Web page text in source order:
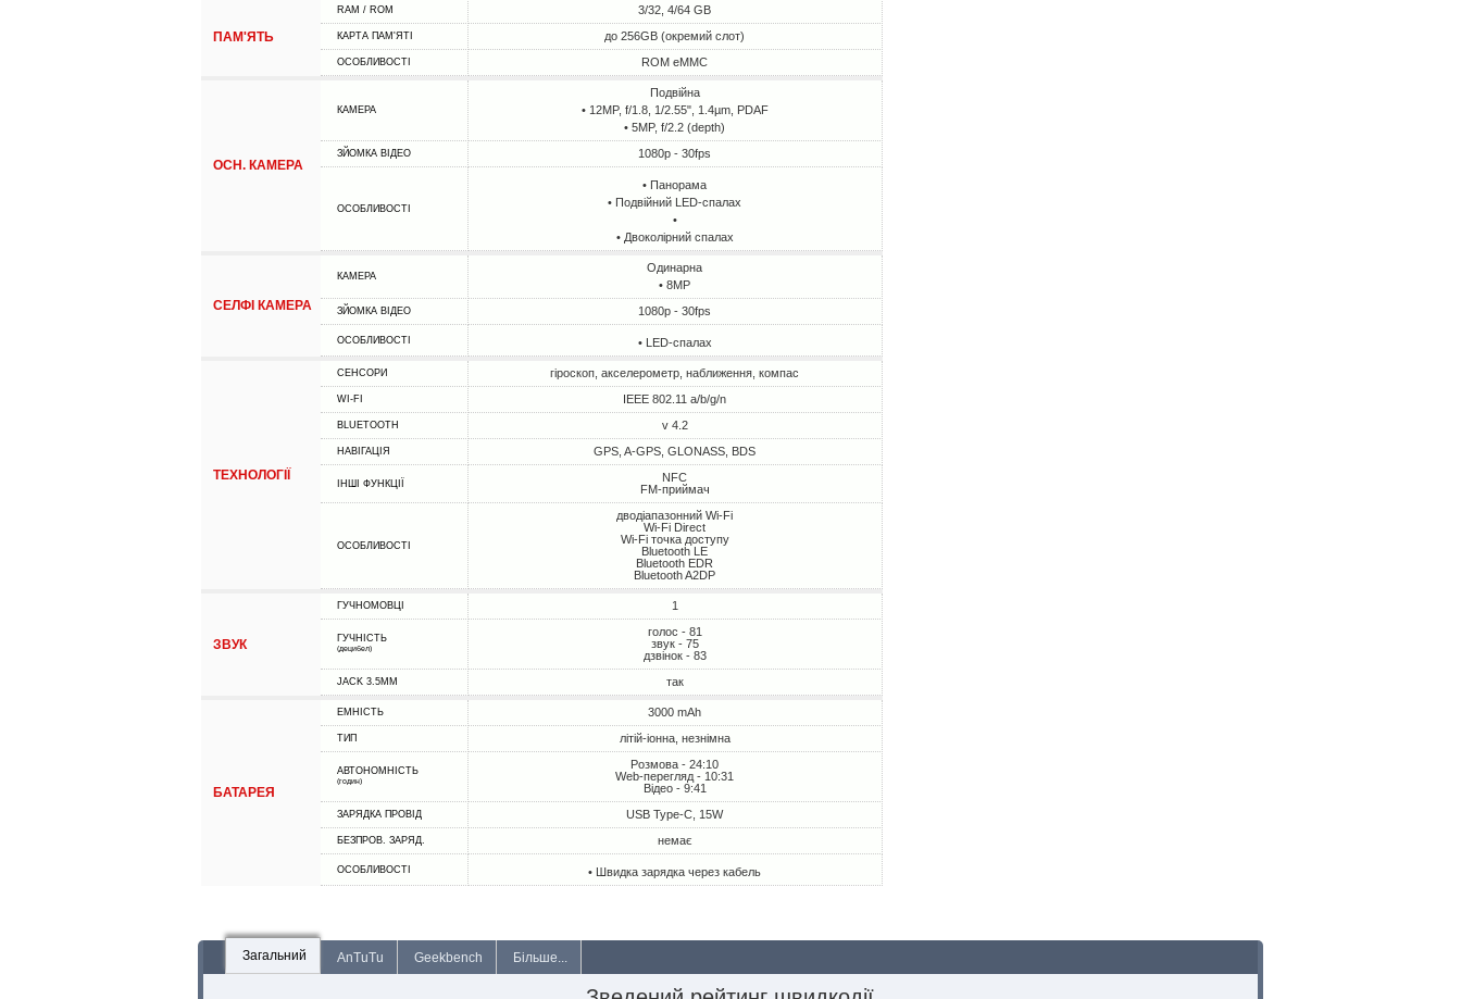
ПАМ'ЯТЬ
RAM / ROM 3/32, 4/64 GB
КАРТА ПАМ'ЯТІ до 256GB (окремий слот)
ОСОБЛИВОСТІ ROM eMMC
ОСН. КАМЕРА
КАМЕРА
Подвійна
• 12MP, f/1.8, 1/2.55", 1.4µm, PDAF
• 5MP, f/2.2 (depth)
ЗЙОМКА ВІДЕО 1080p - 30fps
ОСОБЛИВОСТІ
• Панорама
• Подвійний LED-спалах
•
• Двоколірний спалах
СЕЛФІ КАМЕРА
КАМЕРА
Одинарна
• 8MP
ЗЙОМКА ВІДЕО 1080p - 30fps
ОСОБЛИВОСТІ • LED-спалах
ТЕХНОЛОГІЇ
СЕНСОРИ гіроскоп, акселерометр, наближення, компас
WI-FI IEEE 802.11 a/b/g/n
BLUETOOTH v 4.2
НАВІГАЦІЯ GPS, A-GPS, GLONASS, BDS
ІНШІ ФУНКЦІЇ
NFC
FM-приймач
ОСОБЛИВОСТІ
дводіапазонний Wi-Fi
Wi-Fi Direct
Wi-Fi точка доступу
Bluetooth LE
Bluetooth EDR
Bluetooth A2DP
ЗВУК
ГУЧНОМОВЦІ 1
ГУЧНІСТЬ
(децибел)
голос - 81
звук - 75
дзвінок - 83
JACK 3.5MM так
БАТАРЕЯ
ЕМНІСТЬ 3000 mAh
ТИП літій-іонна, незнімна
АВТОНОМНІСТЬ
(годин)
Розмова - 24:10
Web-перегляд - 10:31
Відео - 9:41
ЗАРЯДКА ПРОВІД USB Type-C, 15W
БЕЗПРОВ. ЗАРЯД. немає
ОСОБЛИВОСТІ • Швидка зарядка через кабель
Загальний AnTuTu Geekbench Більше...